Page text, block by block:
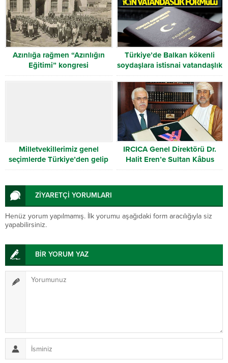
Azınlığa rağmen “Azınlığın
Eğitimi” kongresi
Türkiye’de Balkan kökenli
soydaşlara istisnai vatandaşlık
hakkı
Milletvekillerimiz genel
seçimlerde Türkiye’den gelip
oy kullanan Batı Trakya
IRCICA Genel Direktörü Dr.
Halit Eren’e Sultan Kâbus
Kültür, Bilim ve Sanat Nişanı
ZİYARETÇİ YORUMLARI
Henüz yorum yapılmamış. İlk yorumu aşağıdaki form aracılığıyla siz
yapabilirsiniz.
BİR YORUM YAZ